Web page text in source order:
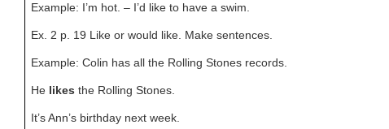
Example: I’m hot. – I’d like to have a swim.
Ex. 2 p. 19 Like or would like. Make sentences.
Example: Colin has all the Rolling Stones records.
He likes the Rolling Stones.
It’s Ann’s birthday next week.